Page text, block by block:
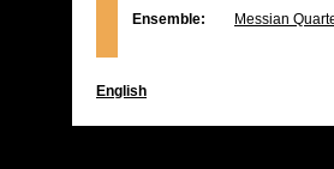
Ensemble: Messian
English